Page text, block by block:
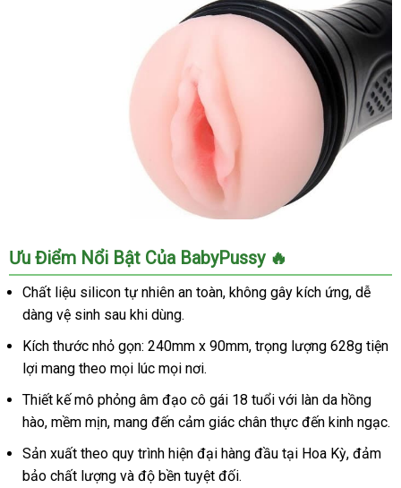
Chơi
Tình
Nam
BabyPussy
Bayle
Hãng
Cao
Ưu Điểm Nổi Bật Của BabyPussy 🔥
Chất liệu silicon tự nhiên an toàn, không gây kích ứng, dễ
dàng vệ sinh sau khi dùng.
Kích thước nhỏ gọn: 240mm x 90mm, trọng lượng 628g tiện
lợi mang theo mọi lúc mọi nơi.
Thiết kế mô phỏng âm đạo cô gái 18 tuổi với làn da hồng
hào, mềm mịn, mang đến cảm giác chân thực đến kinh ngạc.
Sản xuất theo quy trình hiện đại hàng đầu tại Hoa Kỳ, đảm
bảo chất lượng và độ bền tuyệt đối.